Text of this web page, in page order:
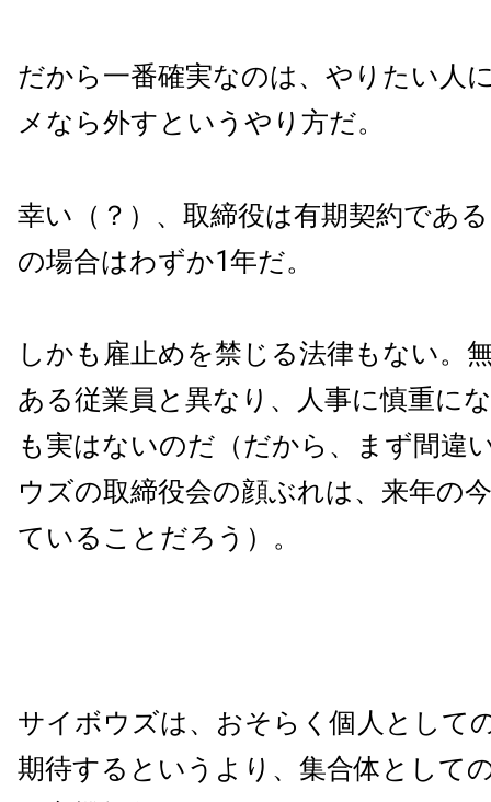
だから一番確実なのは、やりたい人
メなら外すというやり方だ。
幸い（？）、取締役は有期契約であ
の場合はわずか1年だ。
しかも雇止めを禁じる法律もない。
ある従業員と異なり、人事に慎重に
も実はないのだ（だから、まず間違
ウズの取締役会の顔ぶれは、来年の
ていることだろう）。
サイボウズは、おそらく個人として
期待するというより、集合体として